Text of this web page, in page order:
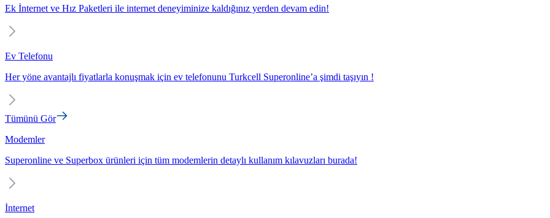
Ek İnternet ve Hız Paketleri ile internet deneyiminize kaldığınız yerden devam edin!
Ev Telefonu
Her yöne avantajlı fiyatlarla konuşmak için ev telefonunu Turkcell Superonline’a şimdi taşıyın !
Tümünü Gör
Modemler
Superonline ve Superbox ürünleri için tüm modemlerin detaylı kullanım kılavuzları burada!
İnternet